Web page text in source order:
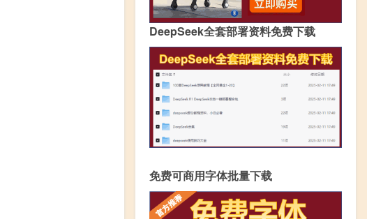
DeepSeek全套部署资料免费下载
免费可商用字体批量下载